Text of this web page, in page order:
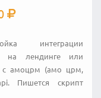
интеграции
на лендинге или
с амоцрм (амо црм,
Пишется скрипт